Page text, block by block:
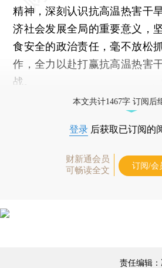
精神，深刻认识抗高温热害干
济社会发展全局的重要意义，
食安全的政治责任，毫不放松
作，全力以赴打赢抗高温热害
战。
本文共计1467字 订阅后
登录 后获取已订阅的
财新通会员
可畅读全文
订阅/会
责任编辑